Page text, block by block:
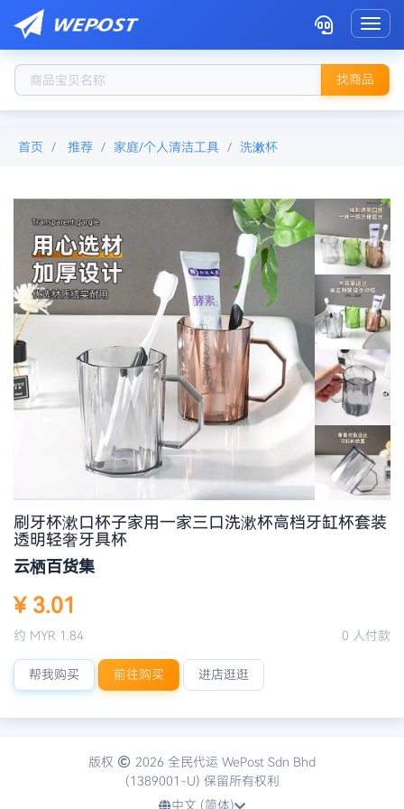
找商品
首页 推荐 家庭/个人清洁工具 洗漱杯
刷牙杯漱口杯子家用一家三口洗漱杯高档牙缸杯套装
透明轻奢牙具杯
云栖百货集
¥ 3.01
0 人付款
约 MYR 1.84
帮我购买 前往购买 进店逛逛
版权
2026 全民代运 WePost Sdn Bhd
(1389001-U) 保留所有权利
中文 (简体)